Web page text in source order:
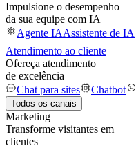
Impulsione o desempenho
da sua equipe com IA
Agente IAAssistente de IA
Atendimento ao cliente
Ofereça atendimento
de excelência
Chat para sites
Chatbot
Todos os canais
Marketing
Transforme visitantes em
clientes